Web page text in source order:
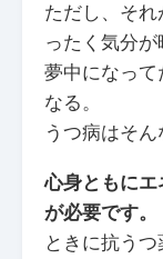
ただし、それ
ったく気分が
夢中になって
なる。
うつ病はそん
心身ともに
が必要です。
ときに抗う